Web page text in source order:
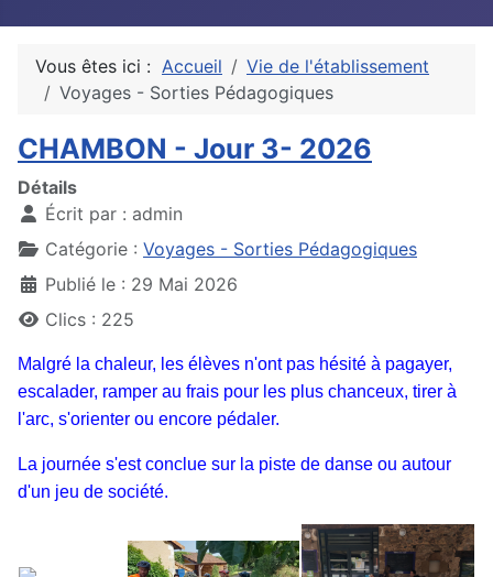
Vous êtes ici : Accueil
Vie de l'établissement
Voyages - Sorties Pédagogiques
CHAMBON - Jour 3- 2026
Détails
Écrit par : admin
Catégorie : Voyages - Sorties Pédagogiques
Publié le : 29 Mai 2026
Clics : 225
Malgré la chaleur, les élèves n'ont pas hésité à pagayer,
escalader, ramper au frais pour les plus chanceux, tirer à
l'arc, s'orienter ou encore pédaler.
La journée s'est conclue sur la piste de danse ou autour
d'un jeu de société.